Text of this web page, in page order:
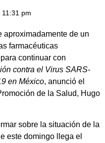
11:31 pm
aproximadamente de un
farmacéuticas
continuar con
contra el Virus SARS-
en México, anunció el
de la Salud, Hugo
sobre la situación de la
este domingo llega el